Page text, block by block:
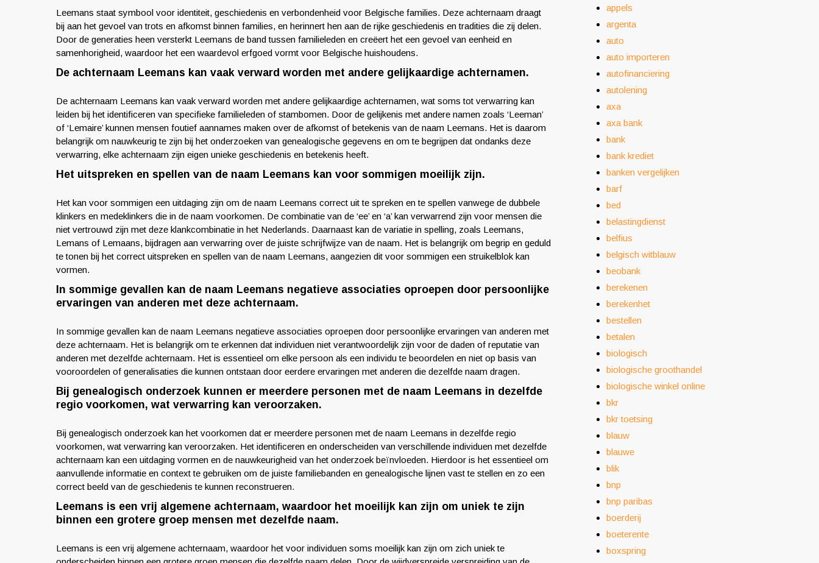
Leemans staat symbool voor identiteit, geschiedenis en verbondenheid voor Belgische families. Deze achternaam draagt
bij aan het gevoel van trots en afkomst binnen families, en herinnert hen aan de rijke geschiedenis en tradities die zij delen.
Door de generaties heen versterkt Leemans de band tussen familieleden en creëert het een gevoel van eenheid en
samenhorigheid, waardoor het een waardevol erfgoed vormt voor Belgische huishoudens.
De achternaam Leemans kan vaak verward worden met andere gelijkaardige achternamen.
De achternaam Leemans kan vaak verward worden met andere gelijkaardige achternamen, wat soms tot verwarring kan
leiden bij het identificeren van specifieke familieleden of stambomen. Door de gelijkenis met andere namen zoals ‘Leeman’
of ‘Lemaire’ kunnen mensen foutief aannames maken over de afkomst of betekenis van de naam Leemans. Het is daarom
belangrijk om nauwkeurig te zijn bij het onderzoeken van genealogische gegevens en om te begrijpen dat ondanks deze
verwarring, elke achternaam zijn eigen unieke geschiedenis en betekenis heeft.
Het uitspreken en spellen van de naam Leemans kan voor sommigen moeilijk zijn.
Het kan voor sommigen een uitdaging zijn om de naam Leemans correct uit te spreken en te spellen vanwege de dubbele
klinkers en medeklinkers die in de naam voorkomen. De combinatie van de ‘ee’ en ‘a’ kan verwarrend zijn voor mensen die
niet vertrouwd zijn met deze klankcombinatie in het Nederlands. Daarnaast kan de variatie in spelling, zoals Leemans,
Lemans of Lemaans, bijdragen aan verwarring over de juiste schrijfwijze van de naam. Het is belangrijk om begrip en geduld
te tonen bij het correct uitspreken en spellen van de naam Leemans, aangezien dit voor sommigen een struikelblok kan
vormen.
In sommige gevallen kan de naam Leemans negatieve associaties oproepen door persoonlijke
ervaringen van anderen met deze achternaam.
In sommige gevallen kan de naam Leemans negatieve associaties oproepen door persoonlijke ervaringen van anderen met
deze achternaam. Het is belangrijk om te erkennen dat individuen niet verantwoordelijk zijn voor de daden of reputatie van
anderen met dezelfde achternaam. Het is essentieel om elke persoon als een individu te beoordelen en niet op basis van
vooroordelen of generalisaties die kunnen ontstaan ​​door eerdere ervaringen met anderen die dezelfde naam dragen.
Bij genealogisch onderzoek kunnen er meerdere personen met de naam Leemans in dezelfde
regio voorkomen, wat verwarring kan veroorzaken.
Bij genealogisch onderzoek kan het voorkomen dat er meerdere personen met de naam Leemans in dezelfde regio
voorkomen, wat verwarring kan veroorzaken. Het identificeren en onderscheiden van verschillende individuen met dezelfde
achternaam kan een uitdaging vormen en de nauwkeurigheid van het onderzoek beïnvloeden. Hierdoor is het essentieel om
aanvullende informatie en context te gebruiken om de juiste familiebanden en genealogische lijnen vast te stellen en zo een
correct beeld van de geschiedenis te kunnen reconstrueren.
Leemans is een vrij algemene achternaam, waardoor het moeilijk kan zijn om uniek te zijn
binnen een grotere groep mensen met dezelfde naam.
Leemans is een vrij algemene achternaam, waardoor het voor individuen soms moeilijk kan zijn om zich uniek te
appels
argenta
auto
auto importeren
autofinanciering
autolening
axa
axa bank
bank
bank krediet
banken vergelijken
barf
bed
belastingdienst
belfius
belgisch witblauw
beobank
berekenen
berekenhet
bestellen
betalen
biologisch
biologische groothandel
biologische winkel online
bkr
bkr toetsing
blauw
blauwe
blik
bnp
bnp paribas
boerderij
boeterente
boxspring